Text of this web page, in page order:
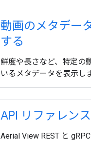
動画のメタデー
する
鮮度や長さなど、特定の
いるメタデータを表示しま
API リファレン
Aerial View REST と